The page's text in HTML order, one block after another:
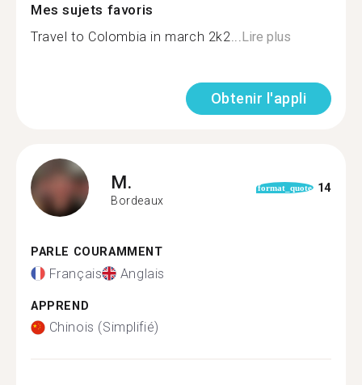
Mes sujets favoris
Travel to Colombia in march 2k2...Lire plus
Obtenir l'appli
M.
Bordeaux
format_quote 14
PARLE COURAMMENT
Français Anglais
APPREND
Chinois (Simplifié)